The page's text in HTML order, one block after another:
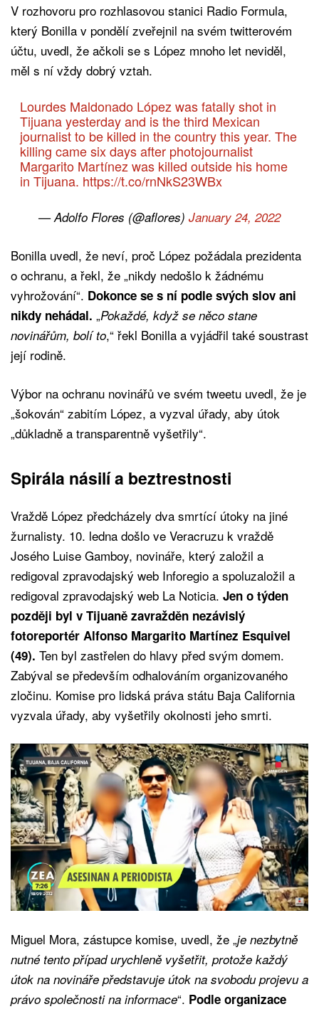
V rozhovoru pro rozhlasovou stanici Radio Formula,
který Bonilla v pondělí zveřejnil na svém twitterovém
účtu, uvedl, že ačkoli se s López mnoho let neviděl,
měl s ní vždy dobrý vztah.
Lourdes Maldonado López was fatally shot in
Tijuana yesterday and is the third Mexican
journalist to be killed in the country this year. The
killing came six days after photojournalist
Margarito Martínez was killed outside his home
in Tijuana. https://t.co/rnNkS23WBx
— Adolfo Flores (@aflores) January 24, 2022
Bonilla uvedl, že neví, proč López požádala prezidenta
o ochranu, a řekl, že „nikdy nedošlo k žádnému
vyhrožování“. Dokonce se s ní podle svých slov ani
nikdy nehádal. „Pokaždé, když se něco stane
novinářům, bolí to,“ řekl Bonilla a vyjádřil také soustrast
její rodině.
Výbor na ochranu novinářů ve svém tweetu uvedl, že je
„šokován“ zabitím López, a vyzval úřady, aby útok
„důkladně a transparentně vyšetřily“.
Spirála násilí a beztrestnosti
Vraždě López předcházely dva smrtící útoky na jiné
žurnalisty. 10. ledna došlo ve Veracruzu k vraždě
Josého Luise Gamboy, novináře, který založil a
redigoval zpravodajský web Inforegio a spoluzaložil a
redigoval zpravodajský web La Noticia. Jen o týden
později byl v Tijuaně zavražděn nezávislý
fotoreportér Alfonso Margarito Martínez Esquivel
(49). Ten byl zastřelen do hlavy před svým domem.
Zabýval se především odhalováním organizovaného
zločinu. Komise pro lidská práva státu Baja California
vyzvala úřady, aby vyšetřily okolnosti jeho smrti.
Miguel Mora, zástupce komise, uvedl, že „je nezbytně
nutné tento případ urychleně vyšetřit, protože každý
útok na novináře představuje útok na svobodu projevu a
právo společnosti na informace“. Podle organizace